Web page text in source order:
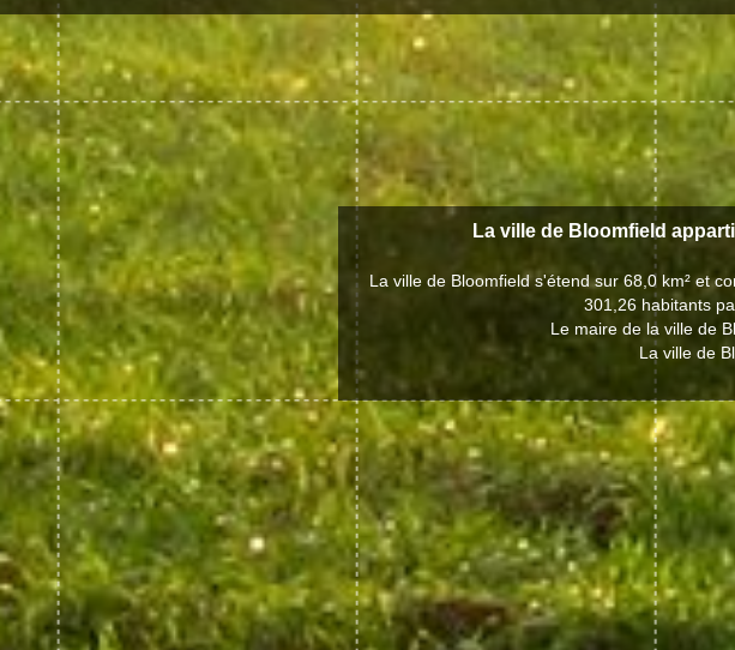
La ville de Bloomfield
La ville de Bloomfield s'étend sur 68,0 km² et
301,26 habitants
Le maire de la ville de
La ville de